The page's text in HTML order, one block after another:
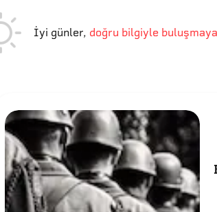
İyi günler, doğru bilgiyle